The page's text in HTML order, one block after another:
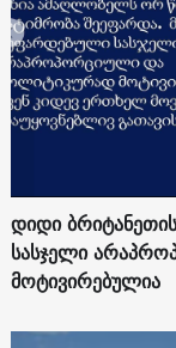
დიდი
სასჯელი
მოტივირებულია